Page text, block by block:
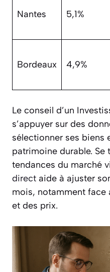
Nantes 5,1%
Bordeaux 4,9%
Le conseil d’un
s’appuyer sur des
sélectionner ses biens
patrimoine durable. Se
tendances du marché
direct aide à ajuster
mois, notamment face
et des prix.